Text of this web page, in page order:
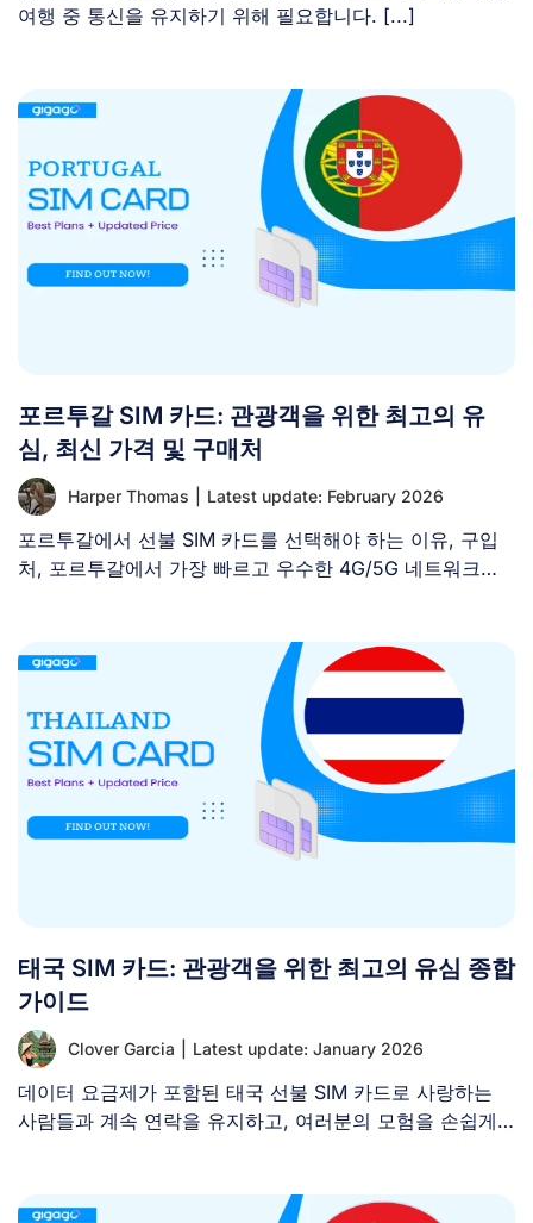
여행 중 통신을 유지하기 위해 필요합니다. [...]
포르투갈 SIM 카드: 관광객을 위한 최고의 유
심, 최신 가격 및 구매처
Harper Thomas Latest update: February 2026
포르투갈에서 선불 SIM 카드를 선택해야 하는 이유, 구입
처, 포르투갈에서 가장 빠르고 우수한 4G/5G 네트워크를
태국 SIM 카드: 관광객을 위한 최고의 유심 종합
가이드
Clover Garcia Latest update: January 2026
데이터 요금제가 포함된 태국 선불 SIM 카드로 사랑하는
사람들과 계속 연락을 유지하고, 여러분의 모험을 손쉽게